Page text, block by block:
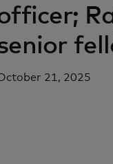
21, 2025